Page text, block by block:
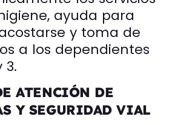
ayuda para
y toma de
a los dependientes
3.
ATENCIÓN DE
Y SEGURIDAD VIAL